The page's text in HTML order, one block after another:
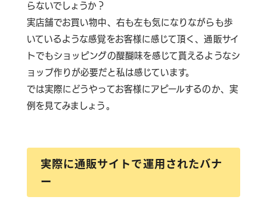
らないでしょうか？
実店舗でお買い物中、右も左も気になりながらも歩
いているような感覚をお客様に感じて頂く、通販サイ
トでもショッピングの醍醐味を感じて貰えるようなシ
ョップ作りが必要だと私は感じています。
では実際にどうやってお客様にアピールするのか、実
例を見てみましょう。
実際に通販サイトで運用されたバナ
ー